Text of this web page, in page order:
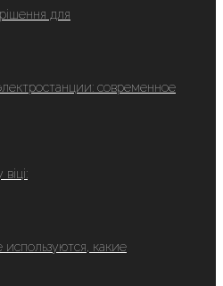
для
современное
какие